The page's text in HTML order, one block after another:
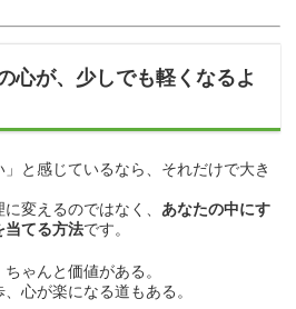
心が、少しでも軽くなるよ
と感じているなら、それだけで大き
変えるのではなく、 あなたの中にす
当てる方法です。
ゃんと価値がある。
心が楽になる道もある。